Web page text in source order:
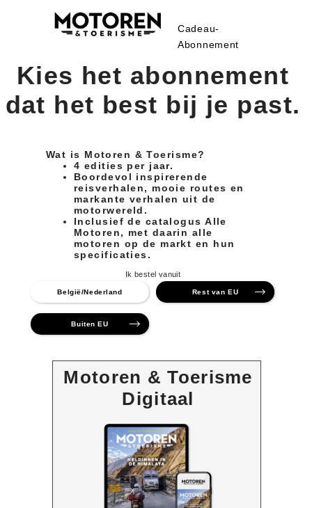
Cadeau-
Abonnement
Kies het abonnement
dat het best bij je past.
Wat is Motoren & Toerisme?
4 edities per jaar.
Boordevol inspirerende
reisverhalen, mooie routes en
markante verhalen uit de
motorwereld.
Inclusief de catalogus Alle
Motoren, met daarin alle
motoren op de markt en hun
specificaties.
Ik bestel vanuit
België/Nederland Rest van EU
Buiten EU
Motoren & Toerisme
Digitaal